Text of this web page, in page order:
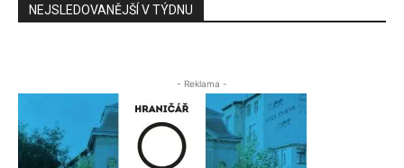
NEJSLEDOVANĚJŠÍ V TÝDNU
- Reklama -